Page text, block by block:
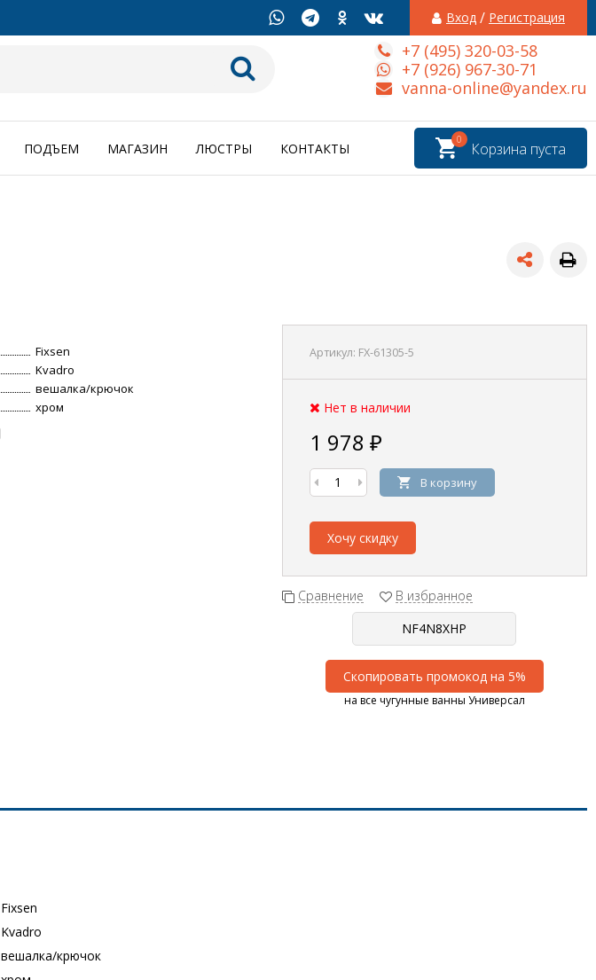
Вход / Регистрация
+7 (495) 320-03-58
+7 (926) 967-30-71
vanna-online@yandex.ru
Корзина пуста
0
ПОДЪЕМ МАГАЗИН ЛЮСТРЫ КОНТАКТЫ
Артикул: FX-61305-5
Нет в наличии
1 978 ₽
В корзину
Хочу скидку
Сравнение В избранное
Скопировать промокод на 5%
на все чугунные ванны Универсал
Fixsen
Kvadro
вешалка/крючок
хром
Fixsen
Kvadro
вешалка/крючок